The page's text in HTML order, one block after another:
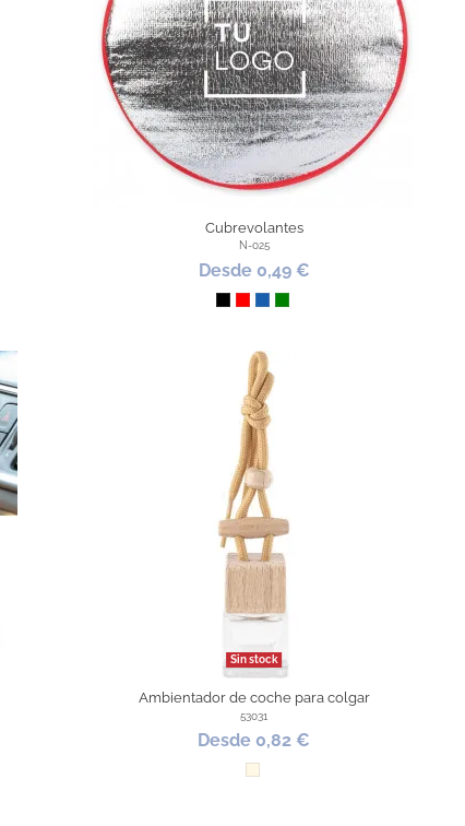
Cubrevolantes
N-025
Desde 0,49 €
Negro
RojoAzulVerde
Sin stock
Ambientador de coche para colgar
53031
Desde 0,82 €
Natural